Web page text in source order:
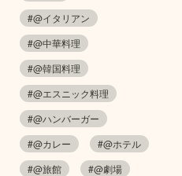
#@イタリアン
#@中華料理
#@韓国料理
#@エスニック料理
#@ハンバーガー
#@カレー
#@ホテル
#@旅館
#@劇場